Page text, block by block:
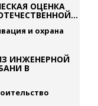
ОЦЕНКА
и охрана
ИНЖЕНЕРНОЙ
В